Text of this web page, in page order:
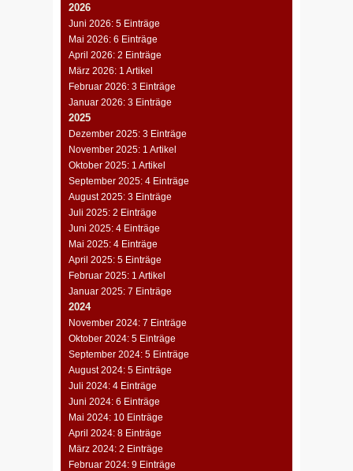
2026
Juni 2026: 5 Einträge
Mai 2026: 6 Einträge
April 2026: 2 Einträge
März 2026: 1 Artikel
Februar 2026: 3 Einträge
Januar 2026: 3 Einträge
2025
Dezember 2025: 3 Einträge
November 2025: 1 Artikel
Oktober 2025: 1 Artikel
September 2025: 4 Einträge
August 2025: 3 Einträge
Juli 2025: 2 Einträge
Juni 2025: 4 Einträge
Mai 2025: 4 Einträge
April 2025: 5 Einträge
Februar 2025: 1 Artikel
Januar 2025: 7 Einträge
2024
November 2024: 7 Einträge
Oktober 2024: 5 Einträge
September 2024: 5 Einträge
August 2024: 5 Einträge
Juli 2024: 4 Einträge
Juni 2024: 6 Einträge
Mai 2024: 10 Einträge
April 2024: 8 Einträge
März 2024: 2 Einträge
Februar 2024: 9 Einträge